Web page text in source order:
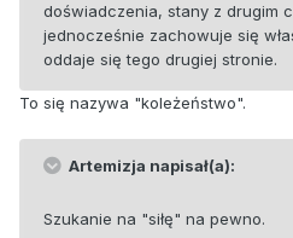
doświadczenia, stany z drugim
jednocześnie zachowuje się
oddaje się tego drugiej stronie.
To się nazywa "koleżeństwo".
Artemizja napisał(a):
Szukanie na "siłę" na pewno.